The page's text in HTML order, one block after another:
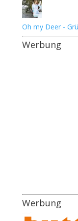
Oh my Deer -
Werbung
Werbung